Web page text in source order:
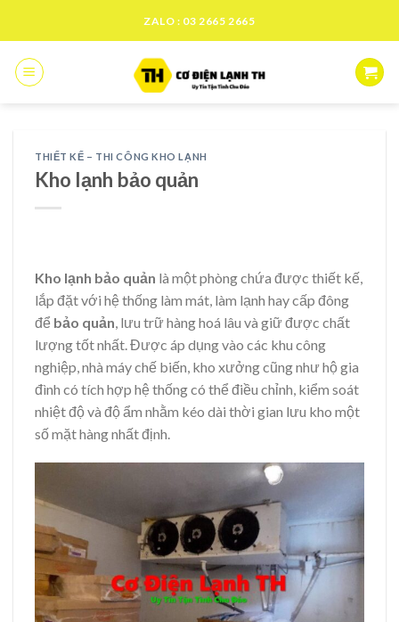
content
ZALO : 03 2665 2665
THIẾT KẾ – THI CÔNG KHO LẠNH
Kho lạnh bảo quản
Kho lạnh bảo quản là một phòng chứa được thiết kế,
lắp đặt với hệ thống làm mát, làm lạnh hay cấp đông
để bảo quản , lưu trữ hàng hoá lâu và giữ được chất
lượng tốt nhất. Được áp dụng vào các khu công
nghiệp, nhà máy chế biến, kho xưởng cũng như hộ gia
đình có tích hợp hệ thống có thể điều chỉnh, kiểm soát
nhiệt độ và độ ẩm nhằm kéo dài thời gian lưu kho một
số mặt hàng nhất định.